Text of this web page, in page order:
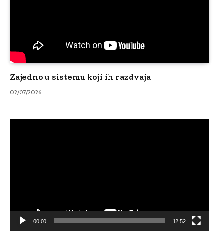
Zajedno u sistemu koji ih razdvaja
02/07/2026
00:00 12:52